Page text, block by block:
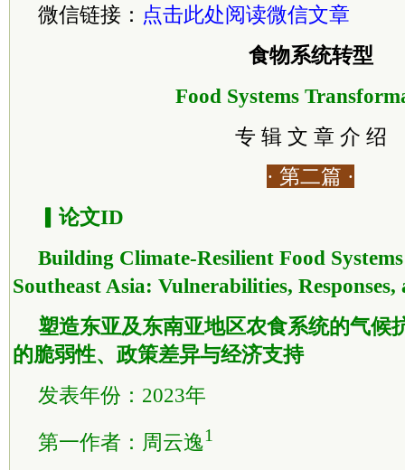
微信链接： 点击此处阅读微信文章
食物系统转型
Food Systems
专 辑 文 章 介 绍
· 第二篇 ·
▎论文ID
Building Climate-Resilient Food
Southeast Asia: Vulnerabilities,
塑造东亚及东南亚地区农食系统的气候
的脆弱性、政策差异与经济支持
发表年份：2023年
第一作者：周云逸1